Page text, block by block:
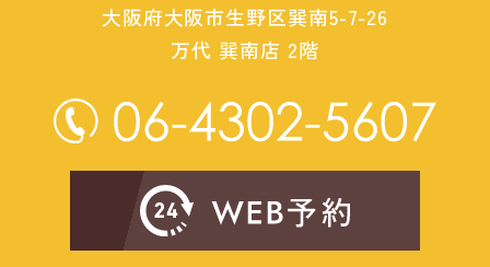
大阪府大阪市生野区巽南5-7-26
万代 巽南店 2階